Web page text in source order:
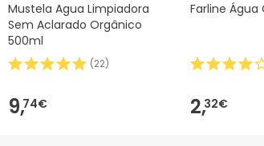
Mustela Agua Limpiadora
Sem Aclarado Orgânico
500ml
(22)
9,74€
Farline Água
2,32€